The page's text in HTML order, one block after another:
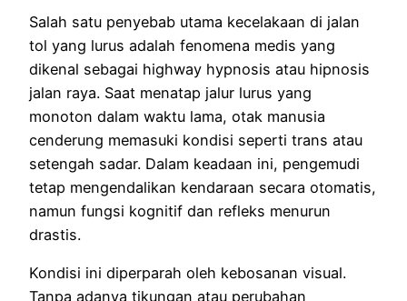
Salah satu penyebab utama kecelakaan di jalan
tol yang lurus adalah fenomena medis yang
dikenal sebagai highway hypnosis atau hipnosis
jalan raya. Saat menatap jalur lurus yang
monoton dalam waktu lama, otak manusia
cenderung memasuki kondisi seperti trans atau
setengah sadar. Dalam keadaan ini, pengemudi
tetap mengendalikan kendaraan secara otomatis,
namun fungsi kognitif dan refleks menurun
drastis.
Kondisi ini diperparah oleh kebosanan visual.
Tanpa adanya tikungan atau perubahan